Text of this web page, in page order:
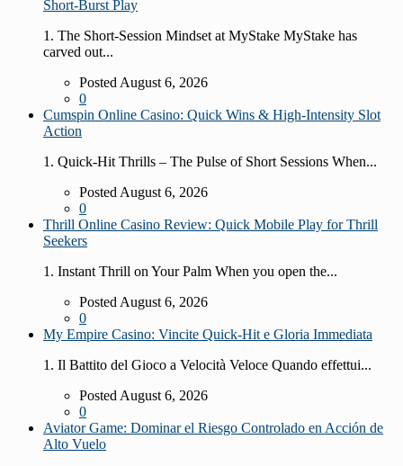
Short‑Burst Play
1. The Short‑Session Mindset at MyStake MyStake has
carved out...
Posted August 6, 2026
0
Cumspin Online Casino: Quick Wins & High‑Intensity Slot
Action
1. Quick‑Hit Thrills – The Pulse of Short Sessions When...
Posted August 6, 2026
0
Thrill Online Casino Review: Quick Mobile Play for Thrill
Seekers
1. Instant Thrill on Your Palm When you open the...
Posted August 6, 2026
0
My Empire Casino: Vincite Quick‑Hit e Gloria Immediata
1. Il Battito del Gioco a Velocità Veloce Quando effettui...
Posted August 6, 2026
0
Aviator Game: Dominar el Riesgo Controlado en Acción de
Alto Vuelo